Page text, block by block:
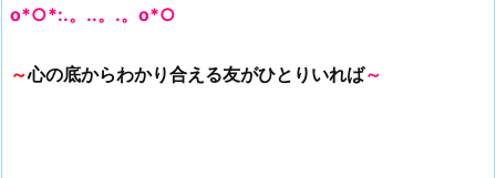
o*○*:.。..。.。o*○
～心の底からわかり合える友がひとりいれば～